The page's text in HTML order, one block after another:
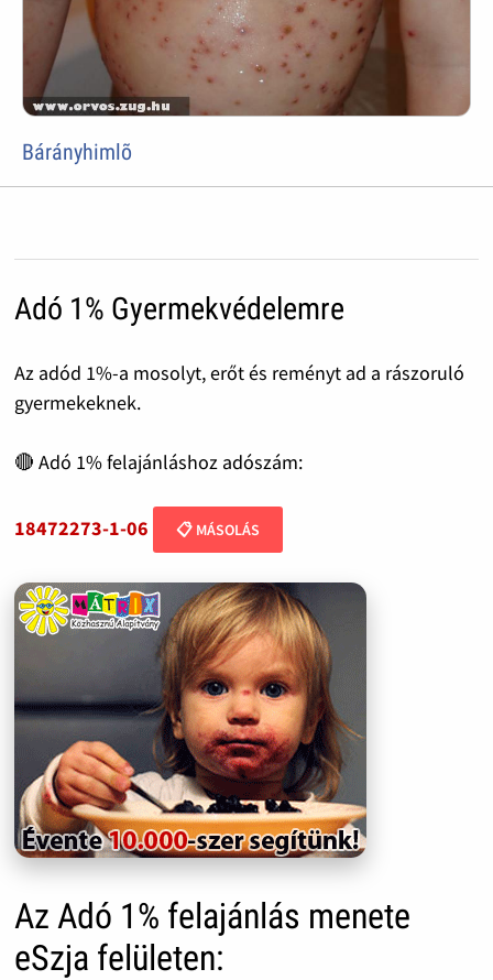
Bárányhimlõ
Adó 1% Gyermekvédelemre
Az adód 1%-a mosolyt, erőt és reményt ad a rászoruló
gyermekeknek.
🔴 Adó 1% felajánláshoz adószám:
18472273-1-06 📋 MÁSOLÁS
Az Adó 1% felajánlás menete
eSzja felületen: